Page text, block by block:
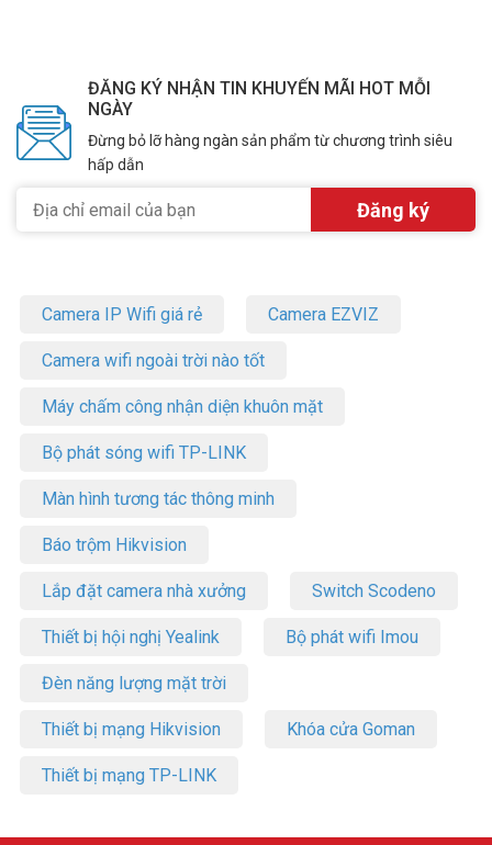
ĐĂNG KÝ NHẬN TIN KHUYẾN MÃI HOT MỖI
NGÀY
Đừng bỏ lỡ hàng ngàn sản phẩm từ chương trình siêu
hấp dẫn
Camera IP Wifi giá rẻ Camera EZVIZ
Camera wifi ngoài trời nào tốt
Máy chấm công nhận diện khuôn mặt
Bộ phát sóng wifi TP-LINK
Màn hình tương tác thông minh
Báo trộm Hikvision
Lắp đặt camera nhà xưởng Switch Scodeno
Thiết bị hội nghị Yealink Bộ phát wifi Imou
Đèn năng lượng mặt trời
Thiết bị mạng Hikvision Khóa cửa Goman
Thiết bị mạng TP-LINK